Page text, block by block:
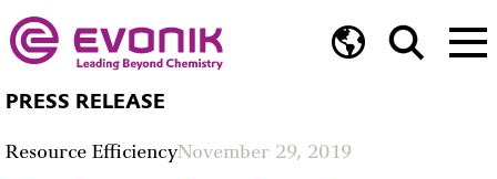
PRESS RELEASE
Resource EfficiencyNovember 29, 2019